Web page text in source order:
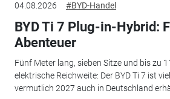
04.08.2026 #BYD-Handel
BYD Ti 7 Plug-in-Hybrid:
Abenteuer
Fünf Meter lang, sieben Sitze und bis zu
elektrische Reichweite: Der BYD Ti 7 ist
vermutlich 2027 auch in Deutschland